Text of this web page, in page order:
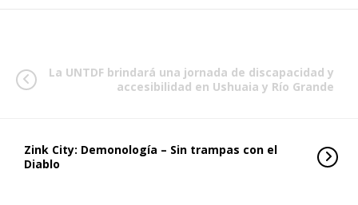
La UNTDF brindará una jornada de discapacidad y
accesibilidad en Ushuaia y Río Grande
Zink City: Demonología – Sin trampas con el
Diablo